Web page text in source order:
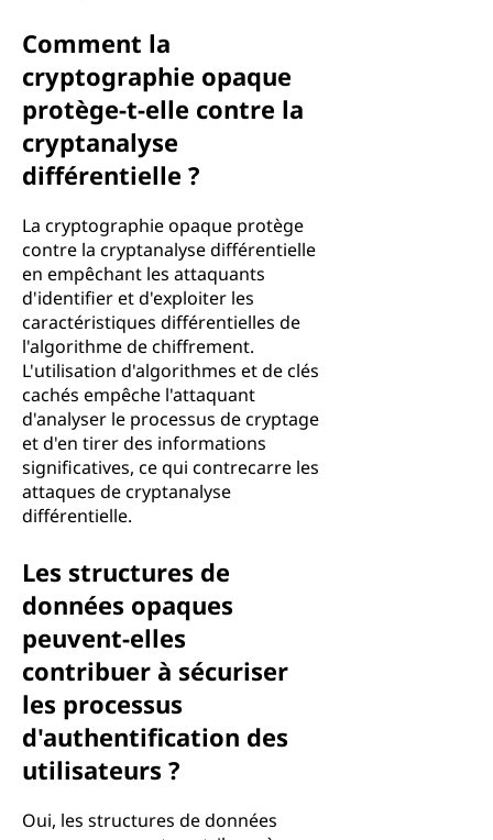
Comment la
cryptographie opaque
protège-t-elle contre la
cryptanalyse
différentielle ?
La cryptographie opaque protège
contre la cryptanalyse différentielle
en empêchant les attaquants
d'identifier et d'exploiter les
caractéristiques différentielles de
l'algorithme de chiffrement.
L'utilisation d'algorithmes et de clés
cachés empêche l'attaquant
d'analyser le processus de cryptage
et d'en tirer des informations
significatives, ce qui contrecarre les
attaques de cryptanalyse
différentielle.
Les structures de
données opaques
peuvent-elles
contribuer à sécuriser
les processus
d'authentification des
utilisateurs ?
Oui, les structures de données